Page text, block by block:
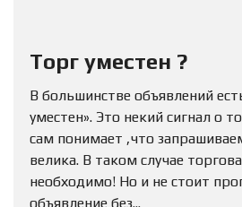
Торг уместен ?
В большинстве объявлений
уместен». Это некий сигнал о
сам понимает ,что
велика. В таком случае
необходимо! Но и не стоит
объявление без...